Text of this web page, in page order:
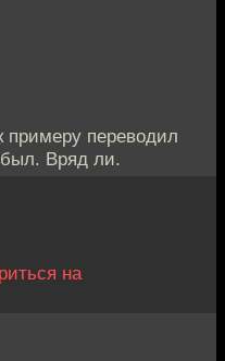
переводил
Вряд ли.
на